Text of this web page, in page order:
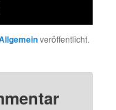
veröffentlicht.